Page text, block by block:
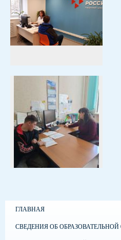
ГЛАВНАЯ
СВЕДЕНИЯ ОБ